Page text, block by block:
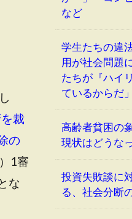
裁
の
1審
な
など
学生たちの違
用が社会問題
たちが『ハイ
ているからだ」
高齢者貧困の
現状はどうな
投資失敗談に
る、社会分断